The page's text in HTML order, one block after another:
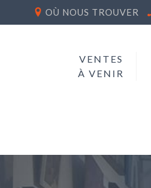
OÙ NOUS TROUVER
VENTES
À VENIR